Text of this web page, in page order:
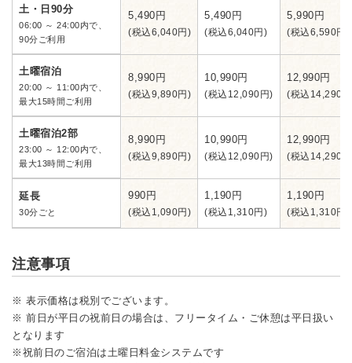
土・日90分
06:00 ～ 24:00内で、
90分ご利用
5,490円
(税込6,040円)
5,490円
(税込6,040円)
5,990円
(税込6,590円)
土曜宿泊
20:00 ～ 11:00内で、
最大15時間ご利用
8,990円
(税込9,890円)
10,990円
(税込12,090円)
12,990円
(税込14,290
土曜宿泊2部
23:00 ～ 12:00内で、
最大13時間ご利用
8,990円
(税込9,890円)
10,990円
(税込12,090円)
12,990円
(税込14,290
延長
30分ごと
990円
(税込1,090円)
1,190円
(税込1,310円)
1,190円
(税込1,310円)
注意事項
※ 表示価格は税別でございます。
※ 前日が平日の祝前日の場合は、フリータイム・ご休憩は平日扱い
となります
※祝前日のご宿泊は土曜日料金システムです